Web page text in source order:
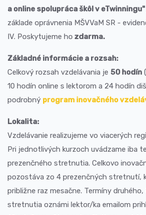
a online spolupráca škôl v eTwinningu"
základe oprávnenia MŠVVaM SR -
IV. Poskytujeme ho zdarma.
Základné informácie a rozsah:
Celkový rozsah vzdelávania je 50 hodín
10 hodín online s lektorom a 24 hodín
podrobný program inovačného
Lokalita:
Vzdelávanie realizujeme vo viacerých
Pri jednotlivých kurzoch uvádzame iba
prezenčného stretnutia. Celkovo
pozostáva zo 4 prezenčných stretnutí,
približne raz mesačne. Termíny
stretnutia oznámi lektor/ka emailom